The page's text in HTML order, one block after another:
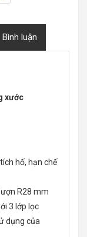
Bình luận
xước
hố, hạn chế
R28 mm
3 lớp lọc
dụng của